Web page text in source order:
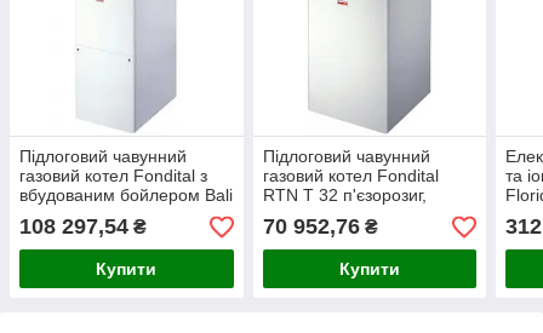
Підлоговий чавунний
газовий котел Fondital з
вбудованим бойлером Bali
BTNE 25 (Італія)
108 297,54 ₴
Купити
Підлоговий чавунний
газовий котел Fondital
RTN T 32 п'єзорозиг,
одноконтурний,
димохідний (Італія)
70 952,76₴
Купити
та